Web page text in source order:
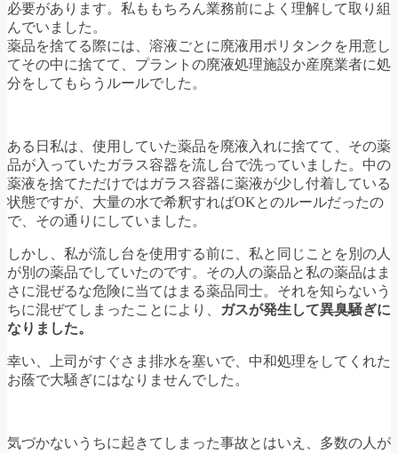
必要があります。私ももちろん業務前によく理解して取り組
んでいました。
薬品を捨てる際には、溶液ごとに廃液用ポリタンクを用意し
てその中に捨てて、プラントの廃液処理施設か産廃業者に処
分をしてもらうルールでした。
ある日私は、使用していた薬品を廃液入れに捨てて、その薬
品が入っていたガラス容器を流し台で洗っていました。中の
薬液を捨てただけではガラス容器に薬液が少し付着している
状態ですが、大量の水で希釈すればOKとのルールだったの
で、その通りにしていました。
しかし、私が流し台を使用する前に、私と同じことを別の人
が別の薬品でしていたのです。その人の薬品と私の薬品はま
さに混ぜるな危険に当てはまる薬品同士。それを知らないう
ちに混ぜてしまったことにより、
ガスが発生して異臭騒ぎに
なりました。
幸い、上司がすぐさま排水を塞いで、中和処理をしてくれた
お蔭で大騒ぎにはなりませんでした。
気づかないうちに起きてしまった事故とはいえ、多数の人が